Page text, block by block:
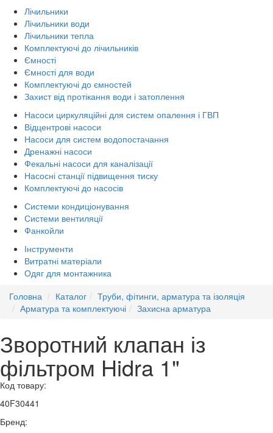
Лічильники
Лічильники води
Лічильники тепла
Комплектуючі до лічильників
Ємності
Ємності для води
Комплектуючі до ємностей
Захист від протікання води і затоплення
Насоси циркуляційні для систем опалення і ГВП
Відцентрові насоси
Насоси для систем водопостачання
Дренажні насоси
Фекальні насоси для каналізації
Насосні станції підвищення тиску
Комплектуючі до насосів
Системи кондиціонування
Системи вентиляції
Фанкойли
Інструменти
Витратні матеріали
Одяг для монтажника
Головна
Каталог
Труби, фітинги, арматура та ізоляція
Арматура та комплектуючі
Захисна арматура
Зворотний клапан із
фільтром Hidra 1"
Код товару:
40F30441
Бренд: